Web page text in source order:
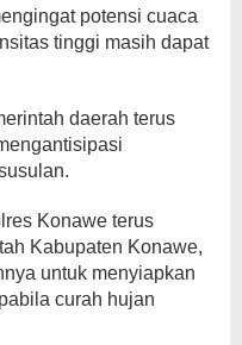
potensi cuaca
tinggi masih dapat
daerah terus
Konawe terus
Kabupaten Konawe,
untuk menyiapkan
curah hujan